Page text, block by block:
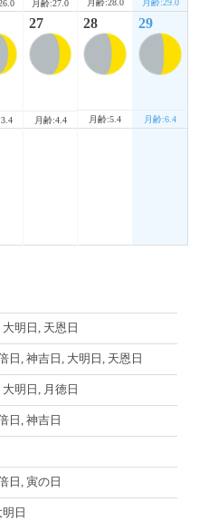
月齢:27.0 月齢:28.0 月齢:29.0
27
月齢:4.4
28
月齢:5.4
29
月齢:6.4
明日, 天恩日
日, 神吉日, 大明日, 天恩日
明日, 月徳日
日, 神吉日
日, 寅の日
日